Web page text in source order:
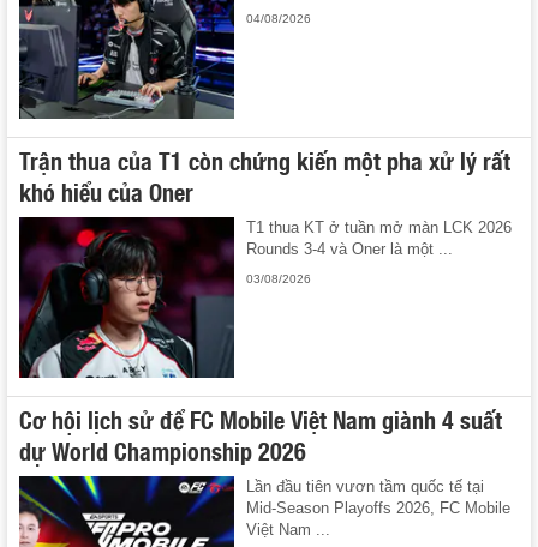
04/08/2026
Trận thua của T1 còn chứng kiến một pha xử lý rất
khó hiểu của Oner
T1 thua KT ở tuần mở màn LCK 2026
Rounds 3-4 và Oner là một ...
03/08/2026
Cơ hội lịch sử để FC Mobile Việt Nam giành 4 suất
dự World Championship 2026
Lần đầu tiên vươn tầm quốc tế tại
Mid-Season Playoffs 2026, FC Mobile
Việt Nam ...